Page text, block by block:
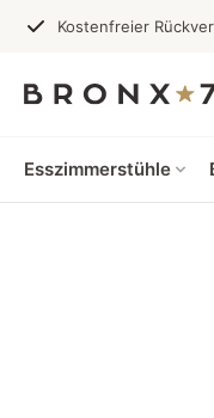
Kostenfreier
Esszimmerstühle